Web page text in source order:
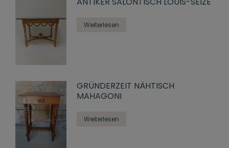
Weiterlesen
GRÜNDERZEIT NÄHTISCH
MAHAGONI
Weiterlesen